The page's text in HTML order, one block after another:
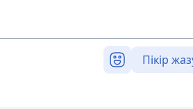
Пікір